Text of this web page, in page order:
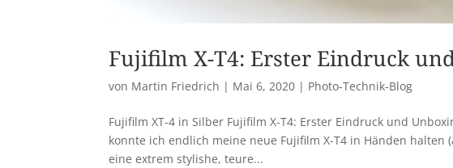
Fujifilm X-T4: Erster Eindruck
von Martin Friedrich | Mai 6, 2020 | Photo-Technik-Blog
Fujifilm XT-4 in Silber Fujifilm X-T4: Erster Eindruck und
konnte ich endlich meine neue Fujifilm X-T4 in Händen halten
eine extrem stylishe, teure...